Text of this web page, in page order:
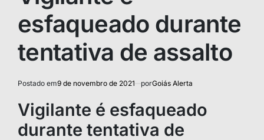
esfaqueado durante
tentativa de assalto
Postado em9 de novembro de 2021 porGoiás Alerta
Vigilante é esfaqueado
durante tentativa de